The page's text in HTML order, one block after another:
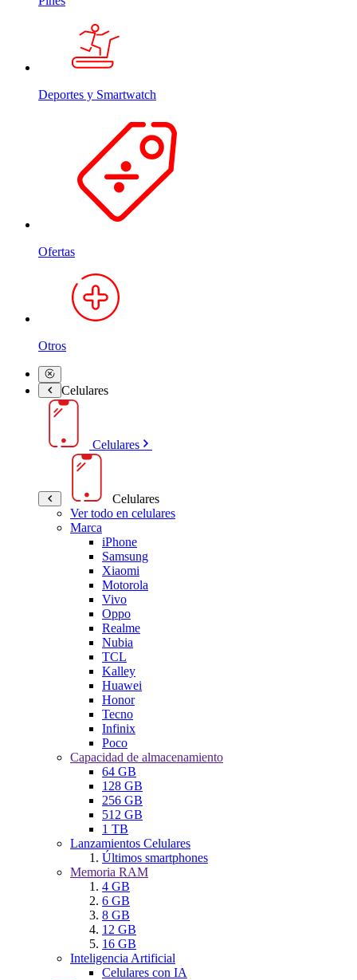
Deportes y Smartwatch
Ofertas
Otros
Celulares
Celulares
Celulares
Ver todo en celulares
Marca
iPhone
Samsung
Xiaomi
Motorola
Vivo
Oppo
Realme
Nubia
TCL
Kalley
Huawei
Honor
Tecno
Infinix
Poco
Capacidad de almacenamiento
64 GB
128 GB
256 GB
512 GB
1 TB
Lanzamientos Celulares
Últimos smartphones
Memoria RAM
4 GB
6 GB
8 GB
12 GB
16 GB
Inteligencia Artificial
Celulares con IA